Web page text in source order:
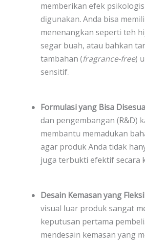
memberikan efek
digunakan. Anda bisa
menenangkan seperti teh
segar buah, atau bahkan
tambahan (fragrance-free)
sensitif.
Formulasi yang Bisa
dan pengembangan (R&D)
membantu memadukan
agar produk Anda tidak
juga terbukti efektif secara
Desain Kemasan yang
visual luar produk sangat
keputusan pertama
mendesain kemasan yang